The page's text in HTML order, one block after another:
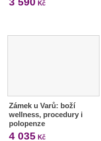
Kč
Zámek u Varů: boží
wellness, procedury i
polopenze
4 035 Kč